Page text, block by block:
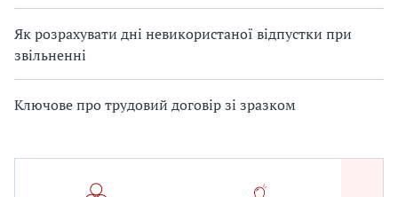
Як розрахувати дні невикористаної відпустки при
звільненні
Ключове про трудовий договір зі зразком